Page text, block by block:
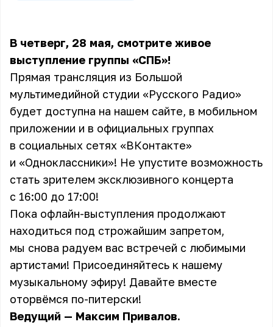
В четверг, 28 мая, смотрите живое
выступление группы «СПБ»!
Прямая трансляция из Большой
мультимедийной студии «Русского Радио»
будет доступна на нашем сайте, в мобильном
приложении и в официальных группах
в социальных сетях «ВКонтакте»
и «Одноклассники»! Не упустите возможность
стать зрителем эксклюзивного концерта
с 16:00 до 17:00!
Пока офлайн-выступления продолжают
находиться под строжайшим запретом,
мы снова радуем вас встречей с любимыми
артистами! Присоединяйтесь к нашему
музыкальному эфиру! Давайте вместе
оторвёмся по-питерски!
Ведущий — Максим Привалов.